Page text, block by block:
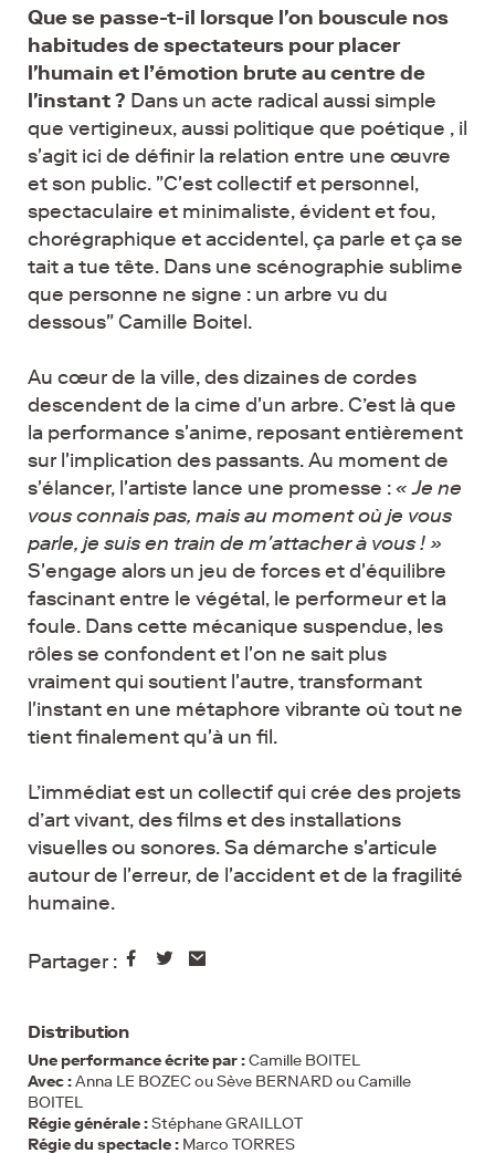
Que se passe-t-il lorsque l'on bouscule nos
habitudes de spectateurs pour placer
l'humain et l’émotion brute au centre de
l'instant ? Dans un acte radical aussi simple
que vertigineux, aussi politique que poétique , il
s'agit ici de définir la relation entre une œuvre
et son public. "C'est collectif et personnel,
spectaculaire et minimaliste, évident et fou,
chorégraphique et accidentel, ça parle et ça se
tait a tue tête. Dans une scénographie sublime
que personne ne signe : un arbre vu du
dessous" Camille Boitel.
Au cœur de la ville, des dizaines de cordes
descendent de la cime d'un arbre. C’est là que
la performance s'anime, reposant entièrement
sur l'implication des passants. Au moment de
s'élancer, l'artiste lance une promesse :« Je ne
vous connais pas, mais au moment où je vous
parle, je suis en train de m'attacher à vous ! »
S'engage alors un jeu de forces et d'équilibre
fascinant entre le végétal, le performeur et la
foule. Dans cette mécanique suspendue, les
rôles se confondent et l'on ne sait plus
vraiment qui soutient l'autre, transformant
l'instant en une métaphore vibrante où tout ne
tient finalement qu'à un fil.
L’immédiat est un collectif qui crée des projets
d’art vivant, des films et des installations
visuelles ou sonores. Sa démarche s'articule
autour de l'erreur, de l'accident et de la fragilité
humaine.
Partager :
Distribution
Une performance écrite par :Camille BOITEL
Avec :Anna LE BOZEC ou Sève BERNARD ou Camille
BOITEL
Régie générale :Stéphane GRAILLOT
Régie du spectacle : Marco TORRES